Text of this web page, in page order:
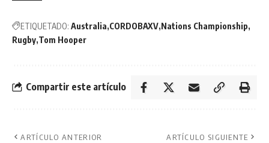
ETIQUETADO: Australia CORDOBAXV Nations Championship
Rugby Tom Hooper
Compartir este artículo
ARTÍCULO ANTERIOR ARTÍCULO SIGUIENTE